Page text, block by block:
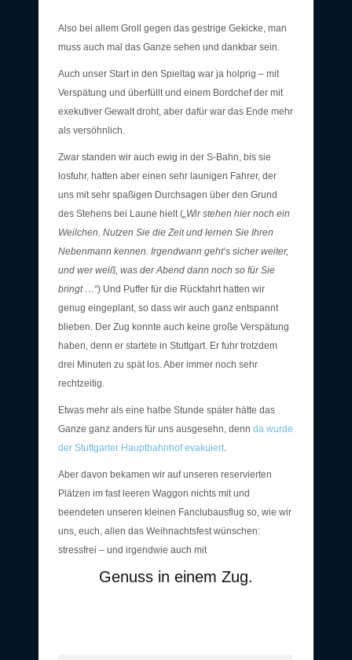
Also bei allem Groll gegen das gestrige Gekicke, man
muss auch mal das Ganze sehen und dankbar sein.
Auch unser Start in den Spieltag war ja holprig – mit
Verspätung und überfüllt und einem Bordchef der mit
exekutiver Gewalt droht, aber dafür war das Ende mehr
als versöhnlich.
Zwar standen wir auch ewig in der S-Bahn, bis sie
losfuhr, hatten aber einen sehr launigen Fahrer, der
uns mit sehr spaßigen Durchsagen über den Grund
des Stehens bei Laune hielt („Wir stehen hier noch ein
Weilchen. Nutzen Sie die Zeit und lernen Sie Ihren
Nebenmann kennen. Irgendwann geht‘s sicher weiter,
und wer weiß, was der Abend dann noch so für Sie
bringt …“) Und Puffer für die Rückfahrt hatten wir
genug eingeplant, so dass wir auch ganz entspannt
blieben. Der Zug konnte auch keine große Verspätung
haben, denn er startete in Stuttgart. Er fuhr trotzdem
drei Minuten zu spät los. Aber immer noch sehr
rechtzeitig.
Etwas mehr als eine halbe Stunde später hätte das
Ganze ganz anders für uns ausgesehn, denn da wurde
der Stuttgarter Hauptbahnhof evakuiert.
Aber davon bekamen wir auf unseren reservierten
Plätzen im fast leeren Waggon nichts mit und
beendeten unseren kleinen Fanclubausflug so, wie wir
uns, euch, allen das Weihnachtsfest wünschen:
stressfrei – und irgendwie auch mit
Genuss in einem Zug.